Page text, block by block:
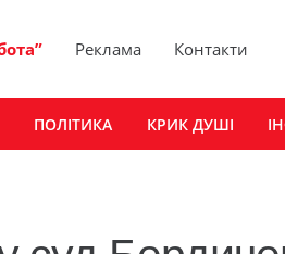
Реклама Контакти
ПОЛІТИКА КРИК ДУШІ